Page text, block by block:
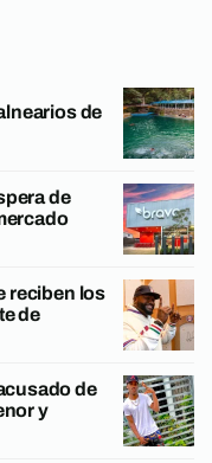
de
de
reciben los
de
de
y